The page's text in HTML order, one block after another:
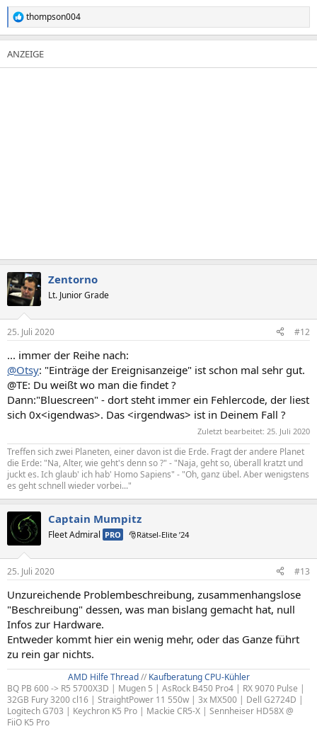
R
e
a
k
t
thompson004
Zentorno
Lt. Junior Grade
25. Juli 2020 #12
... immer der Reihe nach:
@Otsy: "Einträge der Ereignisanzeige" ist schon mal sehr gut.
@TE: Du weißt wo man die findet ?
Dann:"Bluescreen" - dort steht immer ein Fehlercode, der liest
sich 0x<igendwas>. Das <irgendwas> ist in Deinem Fall ?
Zuletzt bearbeitet: 25. Juli 2020
Treffen sich zwei Planeten, einer davon ist die Erde. Fragt der andere Planet
die Erde: "Na, Alter, wie geht's denn so ?" - "Naja, geht so, überall kratzt und
juckt es. Ich glaub' ich hab' Homo Sapiens" - "Oh, ganz übel. Aber wenigstens
es geht schnell wieder vorbei..."
Captain Mumpitz
Fleet Admiral PRO 🎅Rätsel-Elite ’24
25. Juli 2020 #13
Unzureichende Problembeschreibung, zusammenhangslose
"Beschreibung" dessen, was man bislang gemacht hat, null
Infos zur Hardware.
Entweder kommt hier ein wenig mehr, oder das Ganze führt
zu rein gar nichts.
AMD Hilfe Thread// Kaufberatung CPU-Kühler
BQ PB 600 -> R5 5700X3D | Mugen 5 | AsRock B450 Pro4 | RX 9070 Pulse |
32GB Fury 3200 cl16 | StraightPower 11 550w | 3x MX500 | Dell G2724D |
Logitech G703 | Keychron K5 Pro | Mackie CR5-X | Sennheiser HD58X @
FiiO K5 Pro